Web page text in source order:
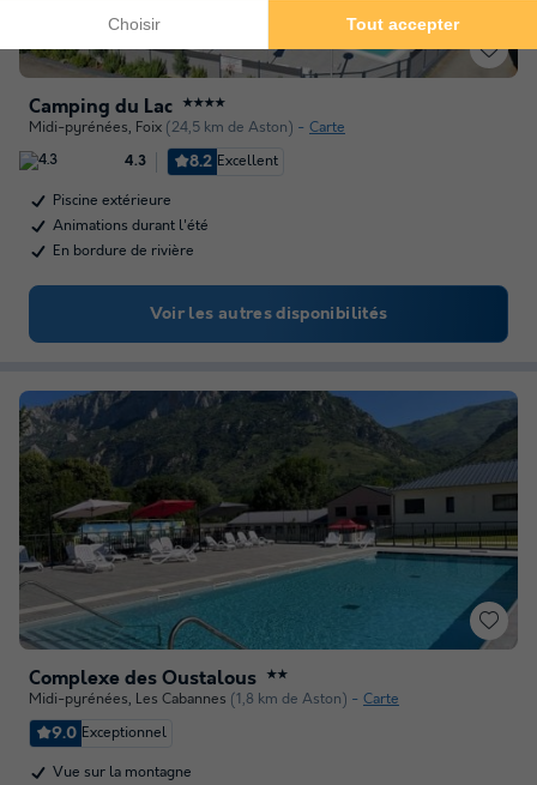
Camping du Lac ★★★★
Midi-pyrénées, Foix (24,5 km de Aston) Carte
4.3 8.2 Excellent
Piscine extérieure
Animations durant l'été
En bordure de rivière
Voir les autres disponibilités
Complexe des Oustalous ★★
Midi-pyrénées, Les Cabannes (1,8 km de Aston) Carte
9.0 Exceptionnel
Vue sur la montagne